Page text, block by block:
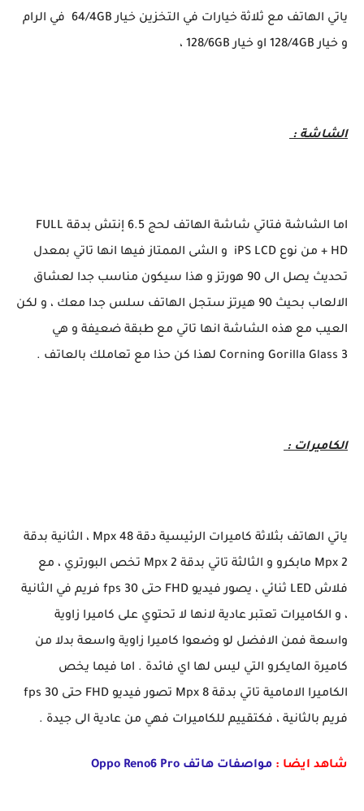
ياتي الهاتف مع ثلاثة خيارات في التخزين خيار 64/4GB في الرام
و خيار 128/4GB او خيار 128/6GB ،
الشاشة :
اما الشاشة فتاتي شاشة الهاتف لحج 6.5 إنتش بدقة FULL
HD + من نوع iPS LCD و الشى الممتاز فيها انها تاتي بمعدل
تحديث يصل الى 90 هورتز و هذا سيكون مناسب جدا لعشاق
الالعاب بحيث 90 هيرتز ستجل الهاتف سلس جدا معك ، و لكن
العيب مع هذه الشاشة انها تاتي مع طبقة ضعيفة و هي
Corning Gorilla Glass 3 لهذا كن حذا مع تعاملك بالعاتف .
الكاميرات :
ياتي الهاتف بثلاثة كاميرات الرئيسية دقة 48 Mpx ، الثانية بدقة
2 Mpx مابكرو و الثالثة تاتي بدقة 2 Mpx تخص البورتري ، مع
فلاش LED ثنائي ، يصور فيديو FHD حتى 30 fps فريم في الثانية
، و الكاميرات تعتبر عادية لانها لا تحتوي على كاميرا زاوية
واسعة فمن الافضل لو وضعوا كاميرا زاوية واسعة بدلا من
كاميرة المايكرو التي ليس لها اي فائدة . اما فيما يخص
الكاميرا الامامية تاتي بدقة 8 Mpx تصور فيديو FHD حتى 30 fps
فريم بالثانية ، فكتقييم للكاميرات فهي من عادية الى جيدة .
شاهد ايضا : مواصفات هاتف Oppo Reno6 Pro